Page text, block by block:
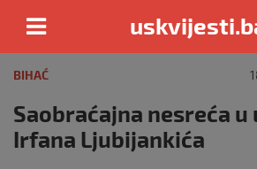
content
BIHAĆ
Saobraćajna nesreća u
Irfana Ljubijankića